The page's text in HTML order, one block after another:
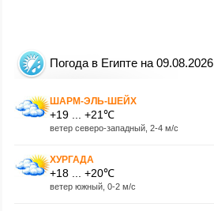
Погода в Египте на 09.08.2026
ШАРМ-ЭЛЬ-ШЕЙХ
+19 ... +21℃
ветер северо-западный, 2-4 м/с
ХУРГАДА
+18 ... +20℃
ветер южный, 0-2 м/с